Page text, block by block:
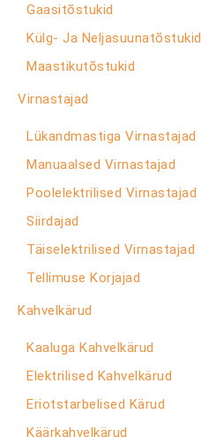
Gaasitõstukid
Külg- Ja Neljasuunatõstukid
Maastikutõstukid
Virnastajad
Lükandmastiga Virnastajad
Manuaalsed Virnastajad
Poolelektrilised Virnastajad
Siirdajad
Täiselektrilised Virnastajad
Tellimuse Korjajad
Kahvelkärud
Kaaluga Kahvelkärud
Elektrilised Kahvelkärud
Eriotstarbelised Kärud
Käärkahvelkärud